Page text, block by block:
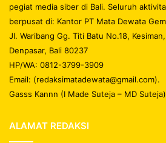
pegiat media siber di Bali. Seluruh
berpusat di: Kantor PT Mata Dewata
Jl. Waribang Gg. Titi Batu No.18,
Denpasar, Bali 80237
HP/WA: 0812-3799-3909
Email: (redaksimatadewata@gmail.com).
Gasss Kannn (I Made Suteja – MD
ALAMAT REDAKSI